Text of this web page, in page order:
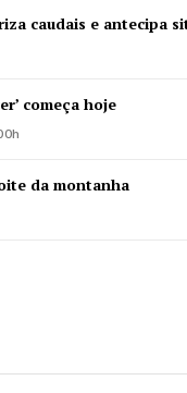
caudais e antecipa
começa hoje
da montanha